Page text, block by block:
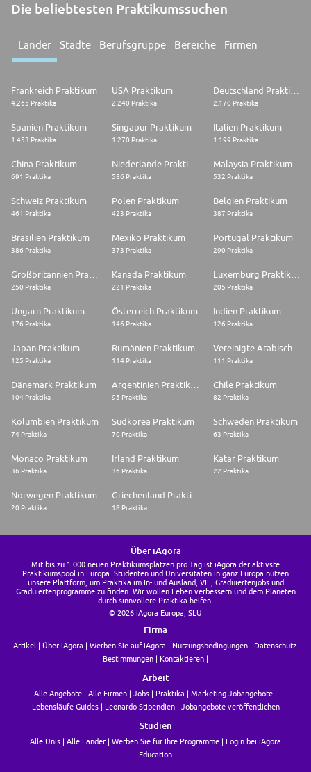
Die beliebtesten Praktikumssuchen
Länder Städte Berufsgruppe Bereiche Firmen
Frankreich Praktikum
4.265 Praktika
USA Praktikum
2.240 Praktika
Deutschland Praktikum
2.170 Praktika
Spanien Praktikum
1.453 Praktika
Singapur Praktikum
1.270 Praktika
Italien Praktikum
1.199 Praktika
China Praktikum
691 Praktika 586 Praktika
Malaysia Praktikum
532 Praktika
Schweiz Praktikum
461 Praktika
Polen Praktikum
423 Praktika
Belgien Praktikum
387 Praktika
Brasilien Praktikum
386 Praktika
Mexiko Praktikum
373 Praktika
Portugal Praktikum
290 Praktika
250 Praktika
Kanada Praktikum
221 Praktika 205 Praktika
Ungarn Praktikum
176 Praktika
Österreich Praktikum
146 Praktika
Indien Praktikum
126 Praktika
Japan Praktikum
125 Praktika
Rumänien Praktikum
114 Praktika
Vereinigte Arabische Emirate Praktikum
111 Praktika
Dänemark Praktikum
104 Praktika 95 Praktika
Chile Praktikum
82 Praktika
Kolumbien Praktikum
74 Praktika
Südkorea Praktikum
70 Praktika
Schweden Praktikum
63 Praktika
Monaco Praktikum
36 Praktika
Irland Praktikum
36 Praktika
Katar Praktikum
22 Praktika
Norwegen Praktikum
20 Praktika 18 Praktika
Über iAgora
Mit bis zu 1.000 neuen Praktikumsplätzen pro Tag ist iAgora der aktivste
Praktikumspool in Europa. Studenten und Universitäten in ganz Europa nutzen
unsere Plattform, um Praktika im In- und Ausland, VIE, Graduiertenjobs und
Graduiertenprogramme zu finden. Wir wollen Leben verbessern und dem Planeten
durch sinnvollere Praktika helfen.
© 2026 iAgora Europa, SLU
Firma
Artikel Über iAgora Werben Sie auf iAgora Nutzungsbedingungen
Datenschutz-
Bestimmungen
Kontaktieren
Arbeit
Alle Angebote Alle Firmen Jobs Praktika
Marketing Jobangebote
Lebensläufe Guides
Leonardo Stipendien Jobangebote veröffentlichen
Studien
Alle Unis Alle Länder Werben Sie für Ihre Programme
Login bei iAgora
Education